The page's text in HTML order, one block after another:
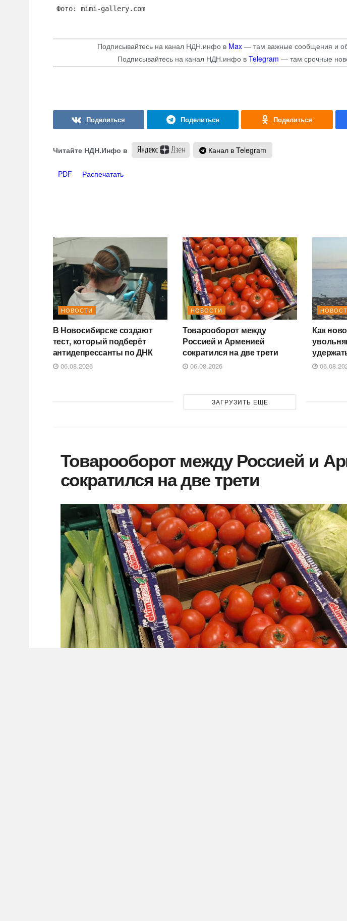
Фото: mimi-gallery.com
Подписывайтесь на канал НДН.инфо в Max — там важные сообщения и
Подписывайтесь на канал НДН.инфо в Telegram — там срочные
Читайте НДН.Инфо в Канал в Telegram
PDF Распечатать
НОВОСТИ
В Новосибирске создают
тест, который подберёт
антидепрессанты по ДНК
06.08.2026
НОВОСТИ
Товарооборот между
Россией и Арменией
сократился на две трети
06.08.2026
Как
ЗАГРУЗИТЬ ЕЩЕ
Товарооборот между Россией и
сократился на две трети